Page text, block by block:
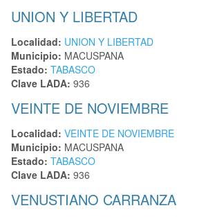
UNION Y LIBERTAD
Localidad: UNION Y LIBERTAD
Municipio: MACUSPANA
Estado: TABASCO
Clave LADA: 936
VEINTE DE NOVIEMBRE
Localidad: VEINTE DE NOVIEMBRE
Municipio: MACUSPANA
Estado: TABASCO
Clave LADA: 936
VENUSTIANO CARRANZA